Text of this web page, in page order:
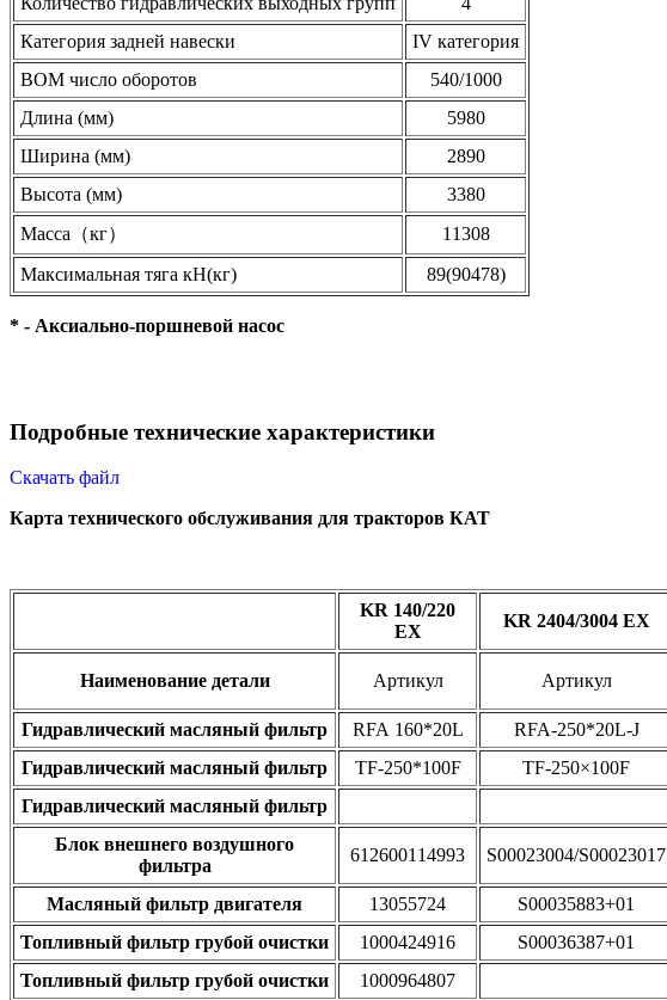
Категория задней навески
IV категория
ВОМ число оборотов
540/1000
Длина (мм)
5980
Ширина (мм)
2890
Высота (мм)
3380
Масса（кг）
11308
Максимальная тяга кН(кг)
89(90478)
* - Аксиально-поршневой насос
Подробные технические характеристики
Скачать файл
Карта технического обслуживания для тракторов КАТ
KR 140/220
EX
KR 2404/3004 EX
Наименование детали Артикул Артикул
Гидравлический масляный фильтр
RFA 160*20L RFA-250*20L-J
Гидравлический масляный фильтр
TF-250*100F TF-250×100F
Гидравлический масляный фильтр
Блок внешнего воздушного
фильтра
612600114993 S00023004/S00023017
Масляный фильтр двигателя 13055724 S00035883+01
Топливный фильтр грубой очистки
1000424916 S00036387+01
Топливный фильтр грубой очистки
1000964807